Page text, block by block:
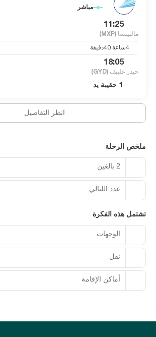
مباشر
11:25
مالبينسا (MXP)
18:05
حيدر علييف (GYD)
1 حقيبة يد
انظر التفاصيل
ملخص الرحلة
2 بالغين
عدد الليالي
تشتمل هذه الفكرة
الوجهات
نقل
أماكن الإقامة